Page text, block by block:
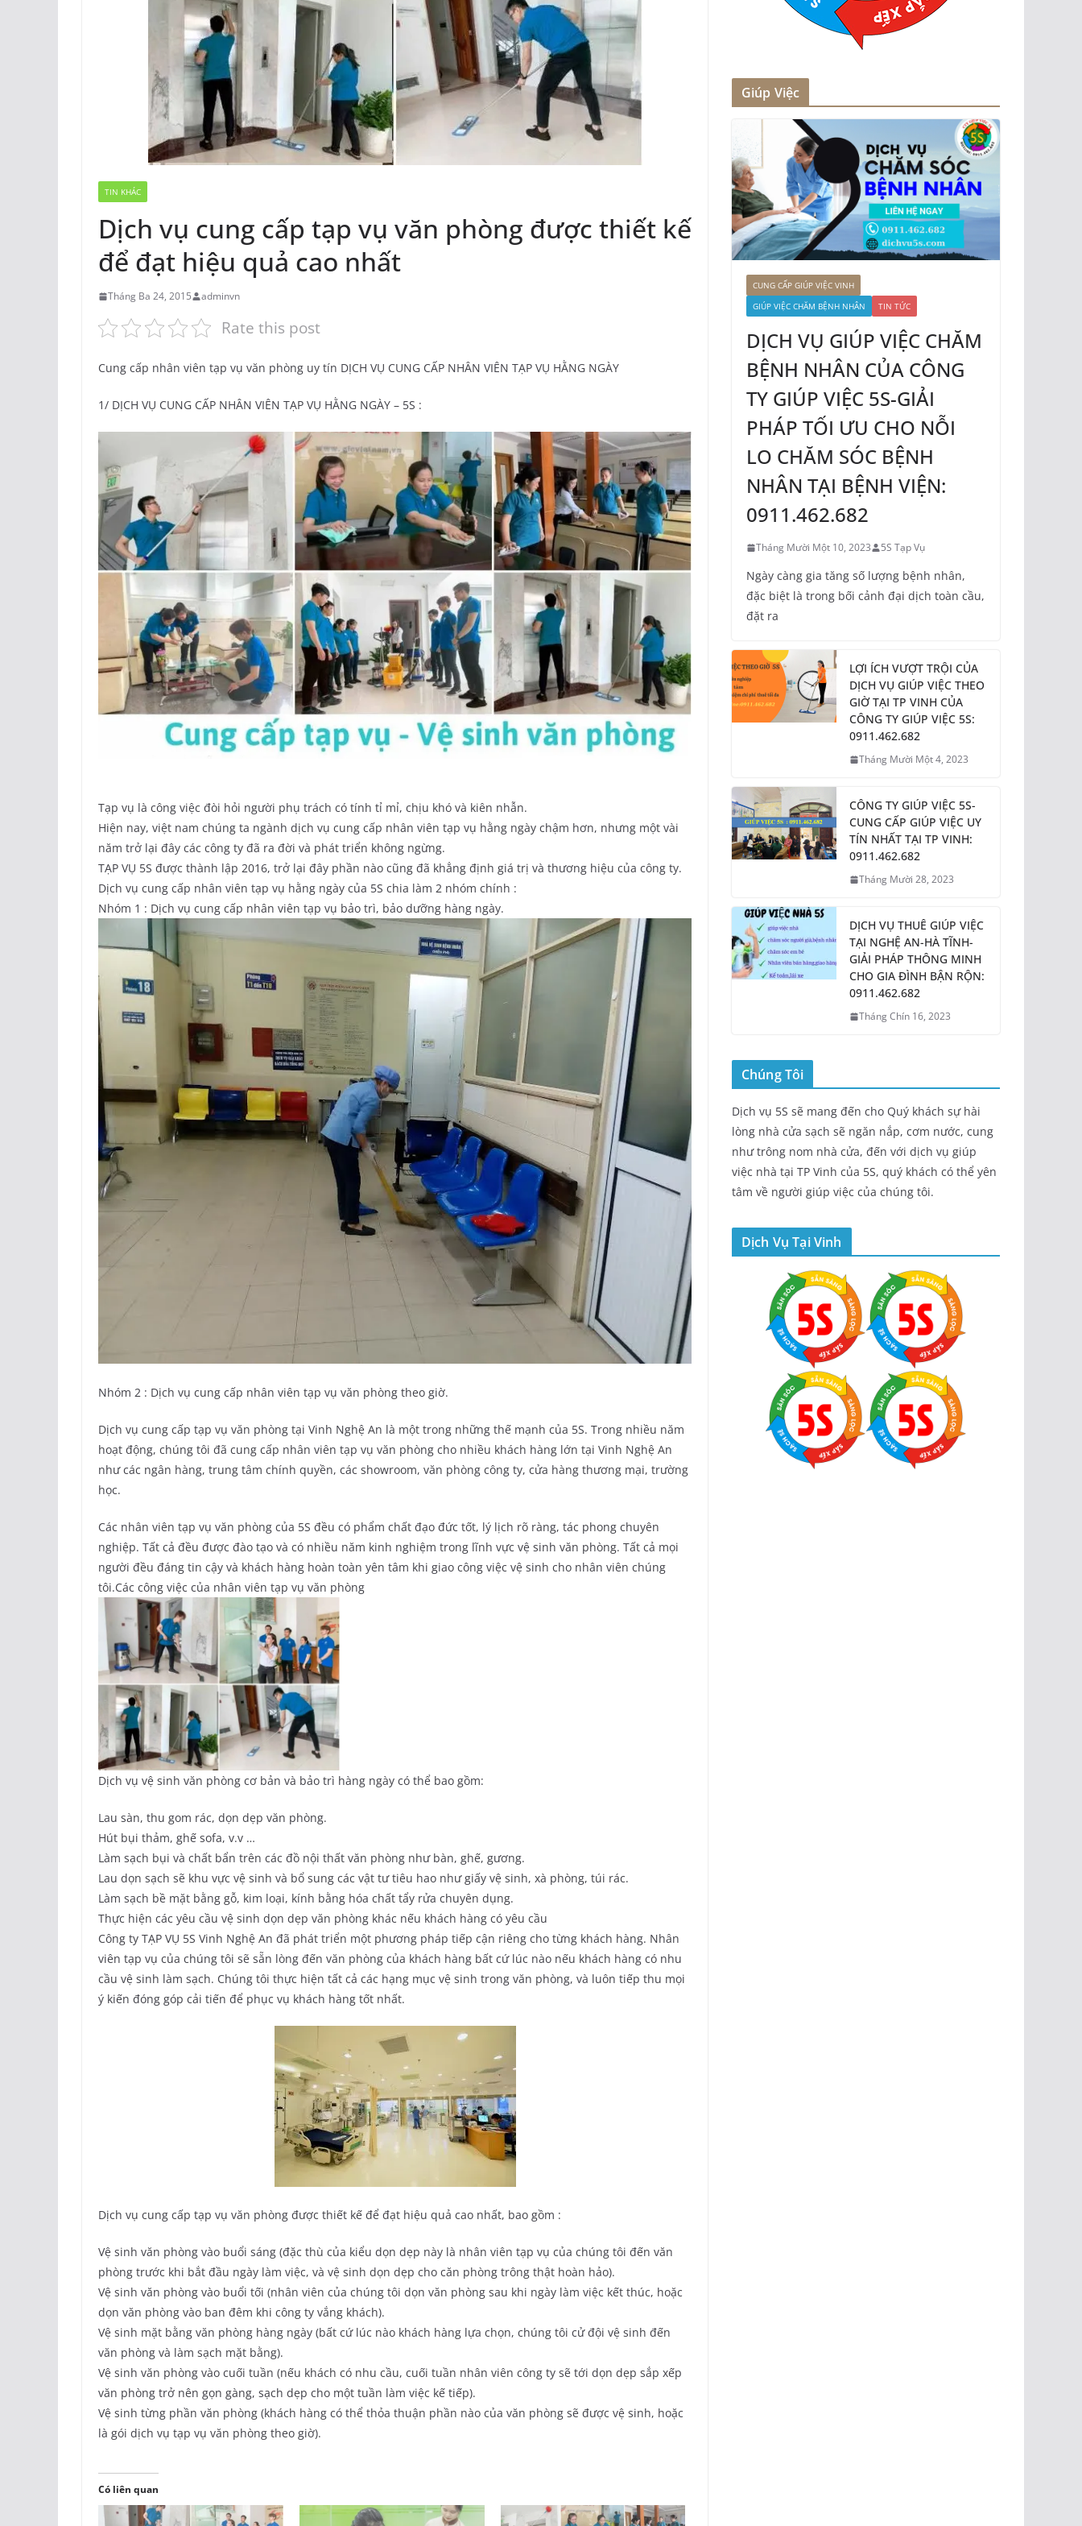
TIN KHÁC
Dịch vụ cung cấp tạp vụ văn phòng được thiết kế
để đạt hiệu quả cao nhất
Tháng Ba 24, 2015 adminvn
Rate this post
Cung cấp nhân viên tạp vụ văn phòng uy tín DỊCH VỤ CUNG CẤP NHÂN VIÊN TẠP VỤ HẰNG NGÀY
1/ DỊCH VỤ CUNG CẤP NHÂN VIÊN TẠP VỤ HẰNG NGÀY – 5S :
Tạp vụ là công việc đòi hỏi người phụ trách có tính tỉ mỉ, chịu khó và kiên nhẫn.
Hiện nay, việt nam chúng ta ngành dịch vụ cung cấp nhân viên tạp vụ hằng ngày chậm hơn, nhưng một vài
năm trở lại đây các công ty đã ra đời và phát triển không ngừng.
TẠP VỤ 5S được thành lập 2016, trở lại đây phần nào cũng đã khẳng định giá trị và thương hiệu của công ty.
Dịch vụ cung cấp nhân viên tạp vụ hằng ngày của 5S chia làm 2 nhóm chính :
Nhóm 1 : Dịch vụ cung cấp nhân viên tạp vụ bảo trì, bảo dưỡng hàng ngày.
Nhóm 2 : Dịch vụ cung cấp nhân viên tạp vụ văn phòng theo giờ.
Dịch vụ cung cấp tạp vụ văn phòng tại Vinh Nghệ An là một trong những thế mạnh của 5S. Trong nhiều năm
hoạt động, chúng tôi đã cung cấp nhân viên tạp vụ văn phòng cho nhiều khách hàng lớn tại Vinh Nghệ An
như các ngân hàng, trung tâm chính quyền, các showroom, văn phòng công ty, cửa hàng thương mại, trường
học.
Các nhân viên tạp vụ văn phòng của 5S đều có phẩm chất đạo đức tốt, lý lịch rõ ràng, tác phong chuyên
nghiệp. Tất cả đều được đào tạo và có nhiều năm kinh nghiệm trong lĩnh vực vệ sinh văn phòng. Tất cả mọi
người đều đáng tin cậy và khách hàng hoàn toàn yên tâm khi giao công việc vệ sinh cho nhân viên chúng
tôi.Các công việc của nhân viên tạp vụ văn phòng
Dịch vụ vệ sinh văn phòng cơ bản và bảo trì hàng ngày có thể bao gồm:
Lau sàn, thu gom rác, dọn dẹp văn phòng.
Hút bụi thảm, ghế sofa, v.v …
Làm sạch bụi và chất bẩn trên các đồ nội thất văn phòng như bàn, ghế, gương.
Lau dọn sạch sẽ khu vực vệ sinh và bổ sung các vật tư tiêu hao như giấy vệ sinh, xà phòng, túi rác.
Làm sạch bề mặt bằng gỗ, kim loại, kính bằng hóa chất tẩy rửa chuyên dụng.
Thực hiện các yêu cầu vệ sinh dọn dẹp văn phòng khác nếu khách hàng có yêu cầu
Công ty TẠP VỤ 5S Vinh Nghệ An đã phát triển một phương pháp tiếp cận riêng cho từng khách hàng. Nhân
viên tạp vụ của chúng tôi sẽ sẵn lòng đến văn phòng của khách hàng bất cứ lúc nào nếu khách hàng có nhu
cầu vệ sinh làm sạch. Chúng tôi thực hiện tất cả các hạng mục vệ sinh trong văn phòng, và luôn tiếp thu mọi
ý kiến đóng góp cải tiến để phục vụ khách hàng tốt nhất.
Dịch vụ cung cấp tạp vụ văn phòng được thiết kế để đạt hiệu quả cao nhất, bao gồm :
Vệ sinh văn phòng vào buổi sáng (đặc thù của kiểu dọn dẹp này là nhân viên tạp vụ của chúng tôi đến văn
phòng trước khi bắt đầu ngày làm việc, và vệ sinh dọn dẹp cho căn phòng trông thật hoàn hảo).
Vệ sinh văn phòng vào buổi tối (nhân viên của chúng tôi dọn văn phòng sau khi ngày làm việc kết thúc, hoặc
dọn văn phòng vào ban đêm khi công ty vắng khách).
Vệ sinh mặt bằng văn phòng hàng ngày (bất cứ lúc nào khách hàng lựa chọn, chúng tôi cử đội vệ sinh đến
văn phòng và làm sạch mặt bằng).
Vệ sinh văn phòng vào cuối tuần (nếu khách có nhu cầu, cuối tuần nhân viên công ty sẽ tới dọn dẹp sắp xếp
văn phòng trở nên gọn gàng, sạch dẹp cho một tuần làm việc kế tiếp).
Vệ sinh từng phần văn phòng (khách hàng có thể thỏa thuận phần nào của văn phòng sẽ được vệ sinh, hoặc
là gói dịch vụ tạp vụ văn phòng theo giờ).
Có liên quan
Giúp Việc
CUNG CẤP GIÚP VIỆC VINH
GIÚP VIỆC CHĂM BỆNH NHÂN
TIN TỨC
DỊCH VỤ GIÚP VIỆC CHĂM
BỆNH NHÂN CỦA CÔNG
TY GIÚP VIỆC 5S-GIẢI
PHÁP TỐI ƯU CHO NỖI
LO CHĂM SÓC BỆNH
NHÂN TẠI BỆNH VIỆN:
0911.462.682
Tháng Mười Một 10, 2023 5S Tạp Vụ
Ngày càng gia tăng số lượng bệnh nhân,
đặc biệt là trong bối cảnh đại dịch toàn cầu,
đặt ra
LỢI ÍCH VƯỢT TRỘI CỦA
DỊCH VỤ GIÚP VIỆC THEO
GIỜ TẠI TP VINH CỦA
CÔNG TY GIÚP VIỆC 5S:
0911.462.682
Tháng Mười Một 4, 2023
CÔNG TY GIÚP VIỆC 5S-
CUNG CẤP GIÚP VIỆC UY
TÍN NHẤT TẠI TP VINH:
0911.462.682
Tháng Mười 28, 2023
DỊCH VỤ THUÊ GIÚP VIỆC
TẠI NGHỆ AN-HÀ TĨNH-
GIẢI PHÁP THÔNG MINH
CHO GIA ĐÌNH BẬN RỘN:
0911.462.682
Tháng Chín 16, 2023
Chúng Tôi
Dịch vụ 5S sẽ mang đến cho Quý khách sự hài
lòng nhà cửa sạch sẽ ngăn nắp, cơm nước, cung
như trông nom nhà cửa, đến với dịch vụ giúp
việc nhà tại TP Vinh của 5S, quý khách có thể yên
tâm về người giúp việc của chúng tôi.
Dịch Vụ Tại Vinh